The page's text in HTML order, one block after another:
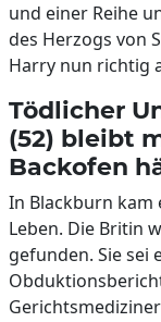
und einer Reihe
des Herzogs von
Harry nun richtig
Tödlicher
(52) bleibt
Backofen
In Blackburn kam
Leben. Die Britin
gefunden. Sie sei